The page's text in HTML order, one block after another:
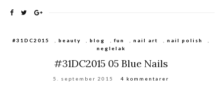
#31DC2015 beauty blog fun nail art nail polish
neglelak
#31DC2015 05 Blue Nails
5. september 2015 4 kommentarer